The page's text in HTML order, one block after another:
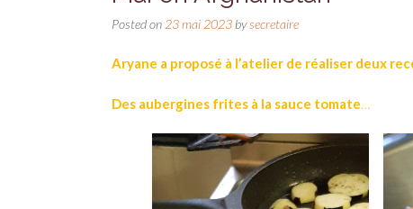
Posted on 23 mai 2023 bysecretaire
Aryane a proposé à l’atelier de réaliser deux
Des aubergines frites à la sauce tomate